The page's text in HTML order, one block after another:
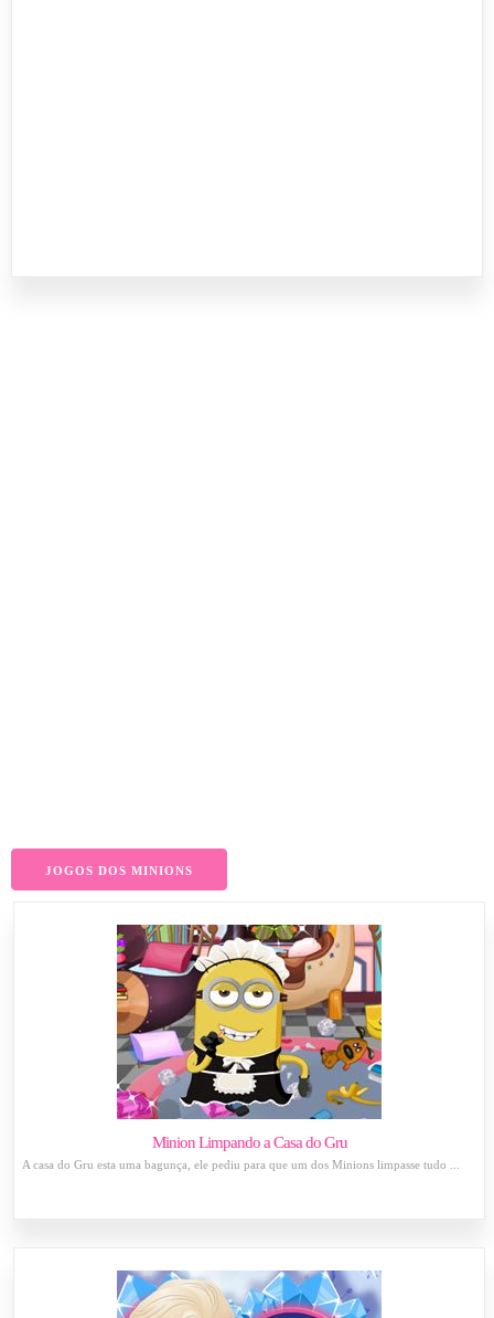
JOGOS DOS MINIONS
Minion Limpando a Casa do Gru
A casa do Gru esta uma bagunça, ele pediu para que um dos Minions limpasse tudo ...